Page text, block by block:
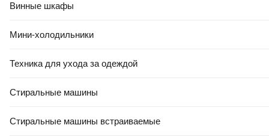
Винные шкафы
Мини-холодильники
Техника для ухода за одеждой
Стиральные машины
Стиральные машины встраиваемые
Портативный пылесос Airline
Air / VCA-04